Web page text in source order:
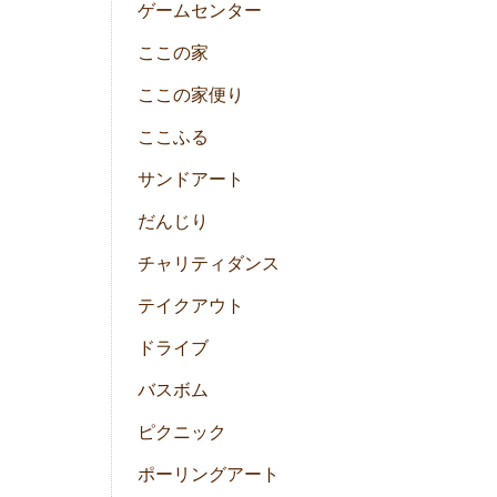
ゲームセンター
ここの家
ここの家便り
ここふる
サンドアート
だんじり
チャリティダンス
テイクアウト
ドライブ
バスボム
ピクニック
ポーリングアート